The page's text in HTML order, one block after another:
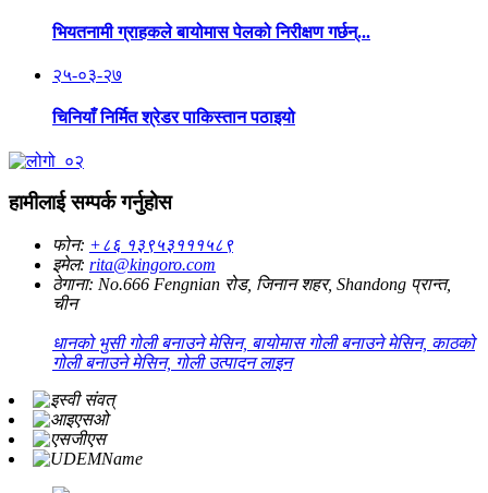
भियतनामी ग्राहकले बायोमास पेलको निरीक्षण गर्छन्...
२५-०३-२७
चिनियाँ निर्मित श्रेडर पाकिस्तान पठाइयो
हामीलाई सम्पर्क गर्नुहोस
फोन: +८६ १३९५३१११५८९
इमेल: rita@kingoro.com
ठेगाना: No.666 Fengnian रोड, जिनान शहर, Shandong प्रान्त,
चीन
धानको भुसी गोली बनाउने मेसिन, बायोमास गोली बनाउने मेसिन, काठको
गोली बनाउने मेसिन, गोली उत्पादन लाइन